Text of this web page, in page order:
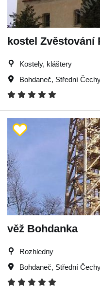
kostel Zvěstování
Kostely, kláštery
Bohdaneč, Střední Čechy
věž Bohdanka
Rozhledny
Bohdaneč, Střední Čechy